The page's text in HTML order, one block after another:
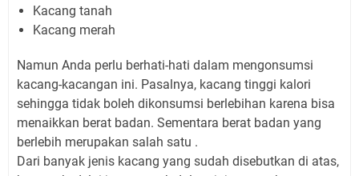
Kacang tanah
Kacang merah
Namun Anda perlu berhati-hati dalam mengonsumsi
kacang-kacangan ini. Pasalnya, kacang tinggi kalori
sehingga tidak boleh dikonsumsi berlebihan karena bisa
menaikkan berat badan. Sementara berat badan yang
berlebih merupakan salah satu .
Dari banyak jenis kacang yang sudah disebutkan di atas,